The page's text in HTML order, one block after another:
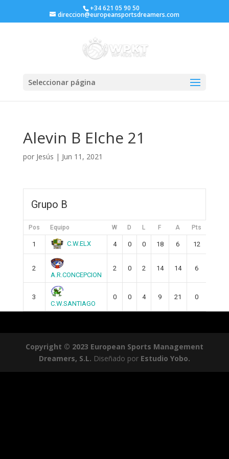
+34 621 05 90 50
direccion@europeansportsdreamers.com
Seleccionar página
Alevin B Elche 21
por Jesús | Jun 11, 2021
Grupo B
Pos Equipo W D L F A Pts
1 C.W.ELX 4 0 0 18 6 12
2
A.R.CONCEPCION
2 0 2 14 14 6
3
C.W.SANTIAGO
0 0 4 9 21 0
Copyright © 2023 European Sports Management
Dreamers, S.L. Diseñado por Estudio Yobo.